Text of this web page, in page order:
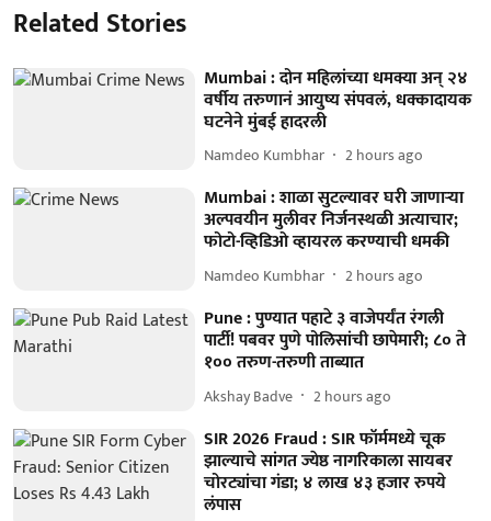
Related Stories
Mumbai : दोन महिलांच्या धमक्या अन् २४
वर्षीय तरुणानं आयुष्य संपवलं, धक्कादायक
घटनेने मुंबई हादरली
Namdeo Kumbhar 2 hours ago
Mumbai : शाळा सुटल्यावर घरी जाणाऱ्या
अल्पवयीन मुलीवर निर्जनस्थळी अत्याचार;
फोटो-व्हिडिओ व्हायरल करण्याची धमकी
Namdeo Kumbhar 2 hours ago
Pune : पुण्यात पहाटे ३ वाजेपर्यंत रंगली
पार्टी! पबवर पुणे पोलिसांची छापेमारी; ८० ते
१०० तरुण-तरुणी ताब्यात
Akshay Badve 2 hours ago
SIR 2026 Fraud : SIR फॉर्ममध्ये चूक
झाल्याचे सांगत ज्येष्ठ नागरिकाला सायबर
चोरट्यांचा गंडा; ४ लाख ४३ हजार रुपये
लंपास